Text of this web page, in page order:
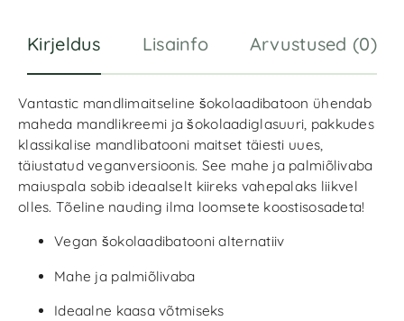
Kirjeldus Lisainfo Arvustused (0)
Vantastic mandlimaitseline šokolaadibatoon ühendab
maheda mandlikreemi ja šokolaadiglasuuri, pakkudes
klassikalise mandlibatooni maitset täiesti uues,
täiustatud veganversioonis. See mahe ja palmiõlivaba
maiuspala sobib ideaalselt kiireks vahepalaks liikvel
olles. Tõeline nauding ilma loomsete koostisosadeta!
Vegan šokolaadibatooni alternatiiv
Mahe ja palmiõlivaba
Ideaalne kaasa võtmiseks